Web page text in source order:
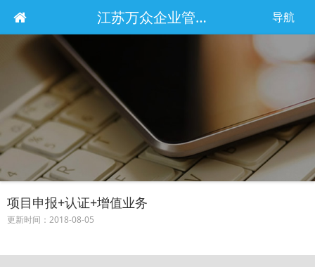
江苏万众企业管理服务集团有限公司 导航
项目申报+认证+增值业务
更新时间：2018-08-05